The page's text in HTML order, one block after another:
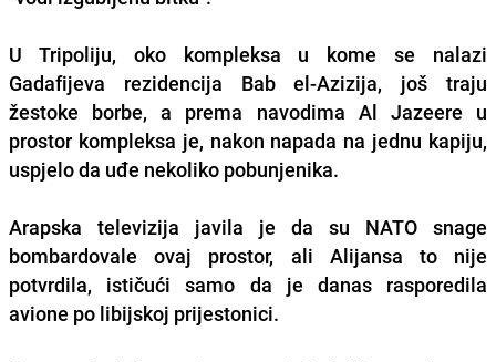
U Tripoliju, oko kompleksa u kome se nalazi
Gadafijeva rezidencija Bab el-Azizija, još traju
žestoke borbe, a prema navodima Al Jazeere u
prostor kompleksa je, nakon napada na jednu kapiju,
uspjelo da uđe nekoliko pobunjenika.
Arapska televizija javila je da su NATO snage
bombardovale ovaj prostor, ali Alijansa to nije
potvrdila, ističući samo da je danas rasporedila
avione po libijskoj prijestonici.